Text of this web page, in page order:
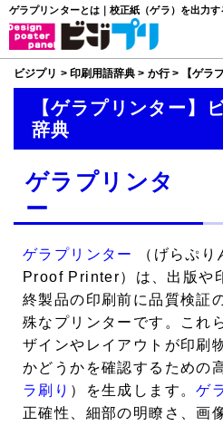
ゲラプリンターとは｜校正紙（ゲラ）を出力
ビジプリ > 印刷用語辞典 > か行> 【ゲラ
【ゲラプリンター】
辞典
ゲラプリンタ
ー
ゲラプリンター
（げらぷり
Proof Printer）は、出版や
終製品の印刷前に品質検証
殊なプリンターです。これ
ザインやレイアウトが印刷
かどうかを確認するための
ラ刷り ）を生成します。ゲ
正確性、細部の明瞭さ、画